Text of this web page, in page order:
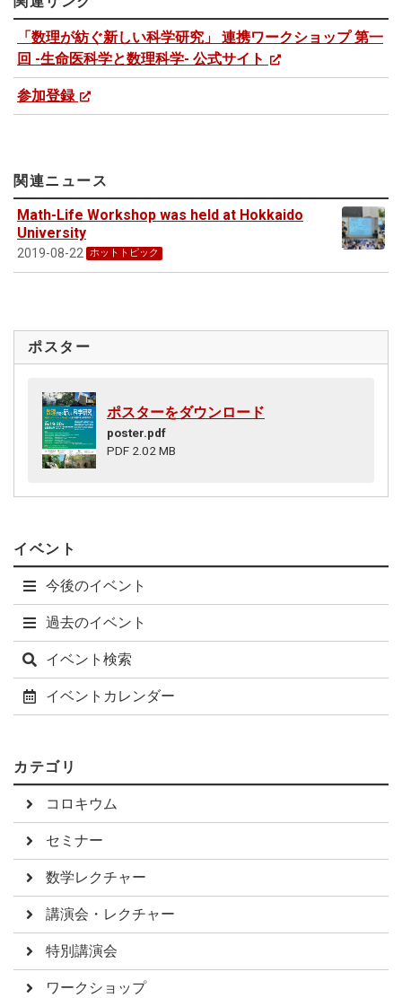
「数理が紡ぐ新しい科学研究」 連携ワークショップ 第一
回 -生命医科学と数理科学- 公式サイト
参加登録
関連ニュース
Math-Life Workshop was held at Hokkaido
University
2019-08-22 ホットトピック
ポスター
ポスターをダウンロード
poster.pdf
PDF 2.02 MB
イベント
今後のイベント
過去のイベント
イベント検索
イベントカレンダー
カテゴリ
コロキウム
セミナー
数学レクチャー
講演会・レクチャー
特別講演会
ワークショップ